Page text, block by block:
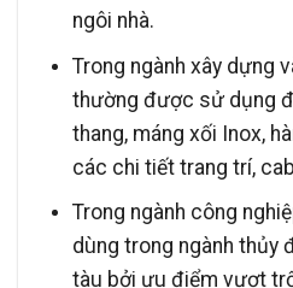
ngôi nhà.
Trong ngành xây dựng
thường được sử dụng
thang, máng xối Inox,
các chi tiết trang trí,
Trong ngành công
dùng trong ngành thủy
tàu bởi ưu điểm vượt